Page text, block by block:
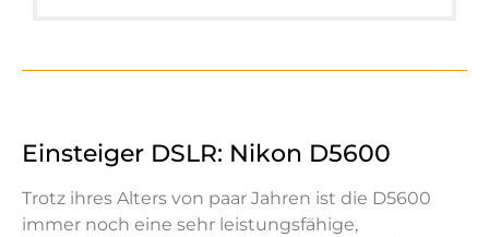
Einsteiger DSLR: Nikon D5600
Trotz ihres Alters von paar Jahren ist die D5600
immer noch eine sehr leistungsfähige,